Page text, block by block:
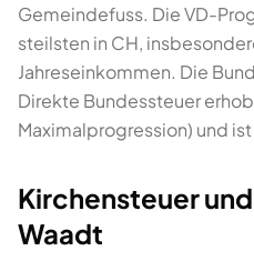
Gemeindefuss. Die VD-
steilsten in CH,
Jahreseinkommen. Die
Direkte Bundessteuer
Maximalprogression) und
Kirchensteuer
Waadt